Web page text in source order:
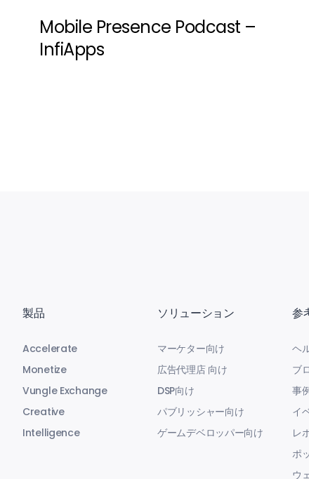
Mobile Presence Podcast –
InfiApps
製品
Accelerate
Monetize
Vungle Exchange
Creative
Intelligence
ソリューション
マーケター向け
広告代理店 向け
DSP向け
パブリッシャー向け
ゲームデベロッパー向け
参
ヘ
ブ
事
イ
レ
ポ
ウ